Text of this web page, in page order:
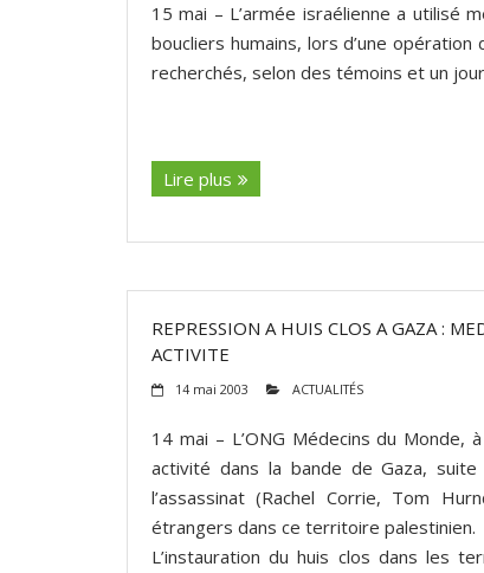
15 mai – L’armée israélienne a utilisé
boucliers humains, lors d’une
recherchés, selon des témoins et un
Lire plus
REPRESSION A HUIS CLOS A GAZA :
ACTIVITE
14 mai 2003 ACTUALITÉS
14 mai – L’ONG Médecins du
activité dans la bande de Gaza,
l’assassinat (Rachel Corrie, Tom
étrangers dans ce territoire palestinien.
L’instauration du huis clos dans les